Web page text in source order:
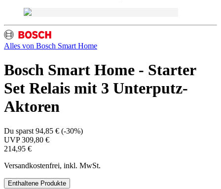
Alles von Bosch Smart Home
Bosch Smart Home - Starter
Set Relais mit 3 Unterputz-
Aktoren
Du sparst 94,85 € (-30%)
UVP309,80 €
214,95 €
Versandkostenfrei, inkl. MwSt.
Enthaltene Produkte